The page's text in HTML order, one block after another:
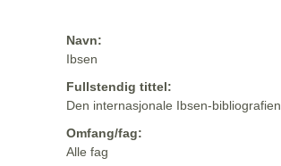
Navn:
Ibsen
Fullstendig tittel:
Den internasjonale Ibsen-bibliografien
Omfang/fag:
Alle fag